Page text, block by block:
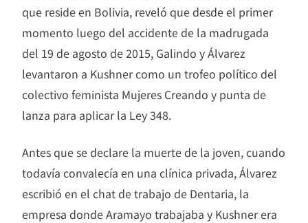
que reside en Bolivia, reveló que desde el primer
momento luego del accidente de la madrugada
del 19 de agosto de 2015, Galindo y Álvarez
levantaron a Kushner como un trofeo político del
colectivo feminista Mujeres Creando y punta de
lanza para aplicar la Ley 348.
Antes que se declare la muerte de la joven, cuando
todavía convalecía en una clínica privada, Álvarez
escribió en el chat de trabajo de Dentaria, la
empresa donde Aramayo trabajaba y Kushner era